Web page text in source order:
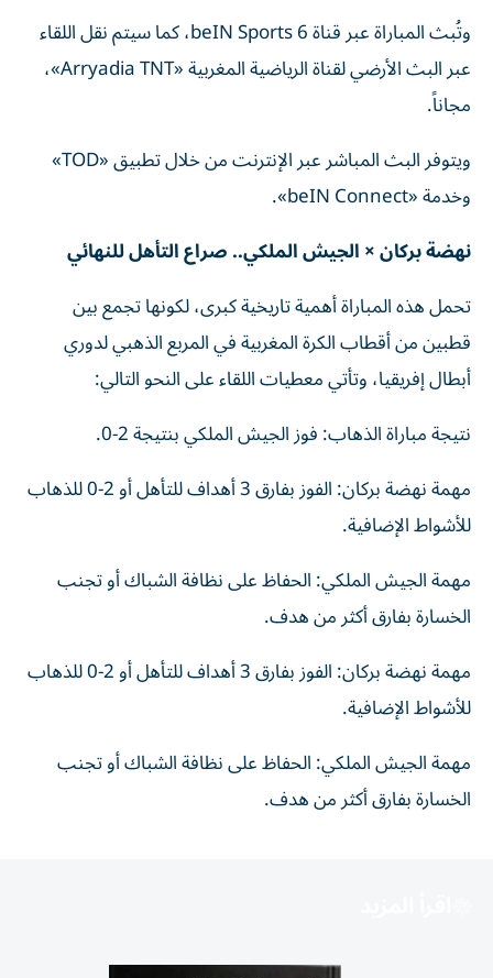
وتُبث المباراة عبر قناة beIN Sports 6، كما سيتم نقل اللقاء
عبر البث الأرضي لقناة الرياضية المغربية «Arryadia TNT»،
مجاناً.
ويتوفر البث المباشر عبر الإنترنت من خلال تطبيق «TOD»
وخدمة «beIN Connect».
نهضة بركان × الجيش الملكي.. صراع التأهل للنهائي
تحمل هذه المباراة أهمية تاريخية كبرى، لكونها تجمع بين
قطبين من أقطاب الكرة المغربية في المربع الذهبي لدوري
أبطال إفريقيا، وتأتي معطيات اللقاء على النحو التالي:
نتيجة مباراة الذهاب: فوز الجيش الملكي بنتيجة 2-0.
مهمة نهضة بركان: الفوز بفارق 3 أهداف للتأهل أو 2-0 للذهاب
للأشواط الإضافية.
مهمة الجيش الملكي: الحفاظ على نظافة الشباك أو تجنب
الخسارة بفارق أكثر من هدف.
مهمة نهضة بركان: الفوز بفارق 3 أهداف للتأهل أو 2-0 للذهاب
للأشواط الإضافية.
مهمة الجيش الملكي: الحفاظ على نظافة الشباك أو تجنب
الخسارة بفارق أكثر من هدف.